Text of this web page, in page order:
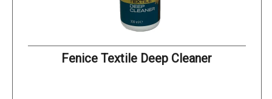
Fenice Textile Deep Cleaner